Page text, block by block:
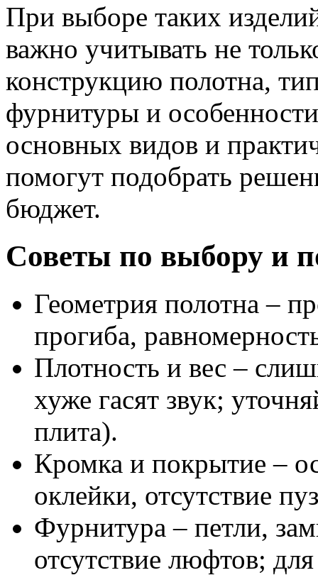
При выборе таких
важно учитывать не
конструкцию полотна,
фурнитуры и
основных видов и
помогут подобрать
бюджет.
Советы по выбору и
Геометрия полотна –
прогиба,
Плотность и вес –
хуже гасят звук;
плита).
Кромка и покрытие –
оклейки, отсутствие
Фурнитура – петли,
отсутствие люфтов;